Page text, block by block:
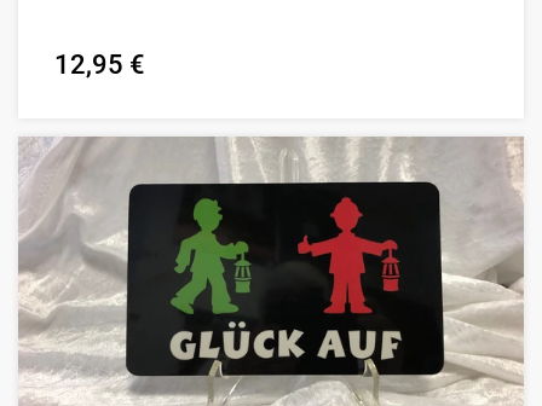
12,95 €